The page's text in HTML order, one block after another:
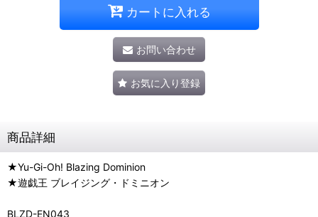
カートに入れる
お問い合わせ
お気に入り登録
商品詳細
★Yu-Gi-Oh! Blazing Dominion
★遊戯王 ブレイジング・ドミニオン
BLZD-EN043